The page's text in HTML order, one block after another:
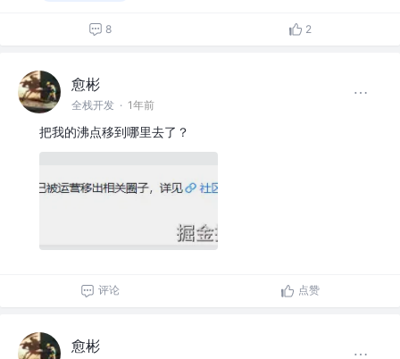
8 2
愈彬
全栈开发 · 1年前
把我的沸点移到哪里去了？
评论 点赞
愈彬